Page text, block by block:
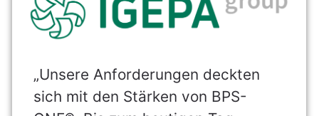
Gesprächstermin
anfragen
„Unsere Anforderungen deckten
sich mit den Stärken von BPS-